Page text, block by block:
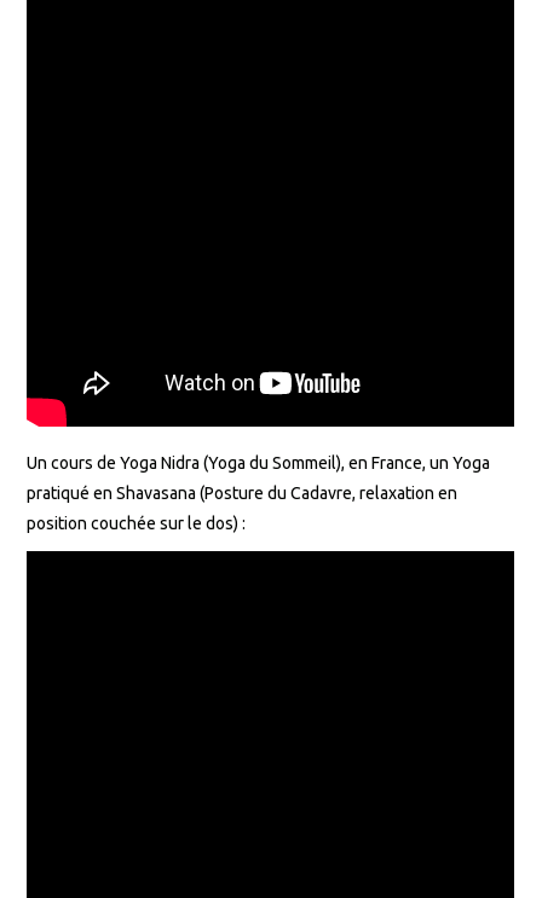
Un cours de Yoga Nidra (Yoga du Sommeil), en France, un Yoga
pratiqué en Shavasana (Posture du Cadavre, relaxation en
position couchée sur le dos) :